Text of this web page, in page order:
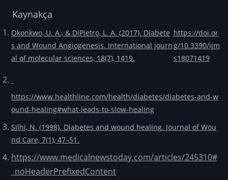
Kaynakça
Okonkwo, U. A., & DiPietro, L. A. (2017). Diabete
s and Wound Angiogenesis. International journ
al of molecular sciences, 18(7), 1419.
https://doi.or
g/10.3390/ijm
s18071419
https://www.healthline.com/health/diabetes/diabetes-and-w
ound-healing#what-leads-to-slow-healing
Silhi, N. (1998). Diabetes and wound healing. Journal of Wou
nd Care, 7(1), 47–51.
https://www.medicalnewstoday.com/articles/245310#
_noHeaderPrefixedContent